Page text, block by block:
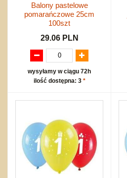
Balony pastelowe
pomarańczowe 25cm
100szt
29.06 PLN
wysyłamy w ciągu 72h
ilość dostępna: 3 *